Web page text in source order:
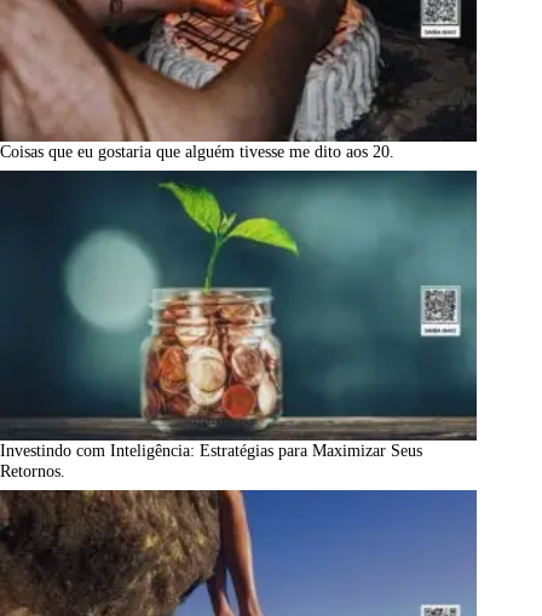
Coisas que eu gostaria que alguém tivesse me dito aos 20.
Investindo com Inteligência: Estratégias para Maximizar Seus
Retornos.